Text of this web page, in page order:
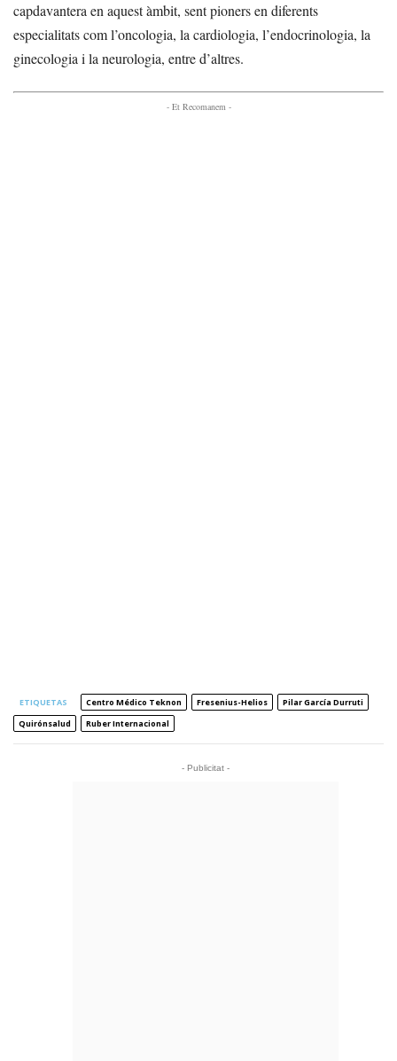
capdavantera en aquest àmbit, sent pioners en diferents
especialitats com l’oncologia, la cardiologia, l’endocrinologia, la
ginecologia i la neurologia, entre d’altres.
- Et Recomanem -
ETIQUETAS Centro Médico Teknon Fresenius-Helios
Pilar García Durruti
Quirónsalud
Ruber Internacional
- Publicitat -